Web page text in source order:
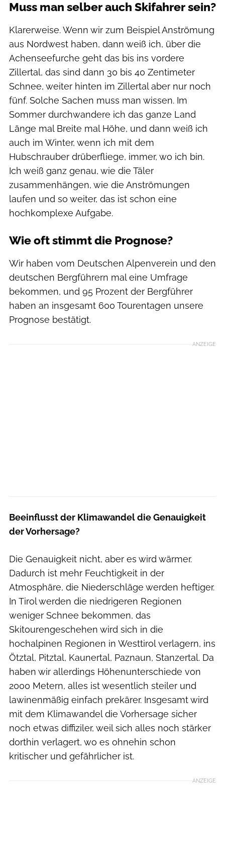
Muss man selber auch Skifahrer sein?
Klarerweise. Wenn wir zum Beispiel Anströmung
aus Nordwest haben, dann weiß ich, über die
Achenseefurche geht das bis ins vordere
Zillertal, das sind dann 30 bis 40 Zentimeter
Schnee, weiter hinten im Zillertal aber nur noch
fünf. Solche Sachen muss man wissen. Im
Sommer durchwandere ich das ganze Land
Länge mal Breite mal Höhe, und dann weiß ich
auch im Winter, wenn ich mit dem
Hubschrauber drüberfliege, immer, wo ich bin.
Ich weiß ganz genau, wie die Täler
zusammenhängen, wie die Anströmungen
laufen und so weiter, das ist schon eine
hochkomplexe Aufgabe.
Wie oft stimmt die Prognose?
Wir haben vom Deutschen Alpenverein und den
deutschen Bergführern mal eine Umfrage
bekommen, und 95 Prozent der Bergführer
haben an insgesamt 600 Tourentagen unsere
Prognose bestätigt.
ANZEIGE
Beeinflusst der Klimawandel die Genauigkeit
der Vorhersage?
Die Genauigkeit nicht, aber es wird wärmer.
Dadurch ist mehr Feuchtigkeit in der
Atmosphäre, die Niederschläge werden heftiger.
In Tirol werden die niedrigeren Regionen
weniger Schnee bekommen, das
Skitourengeschehen wird sich in die
hochalpinen Regionen in Westtirol verlagern, ins
Ötztal, Pitztal, Kaunertal, Paznaun, Stanzertal. Da
haben wir allerdings Höhenunterschiede von
2000 Metern, alles ist wesentlich steiler und
lawinenmäßig einfach prekärer. Insgesamt wird
mit dem Klimawandel die Vorhersage sicher
noch etwas diffiziler, weil sich alles noch stärker
dorthin verlagert, wo es ohnehin schon
kritischer und gefährlicher ist.
ANZEIGE